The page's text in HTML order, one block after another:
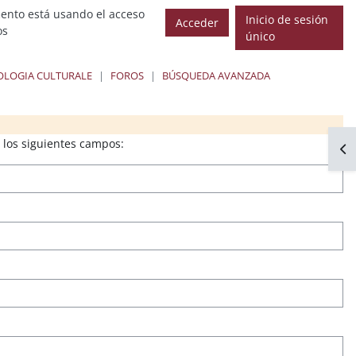
está usando el acceso
Acceder
Inicio de sesión
único
CULTURALE FOROS BÚSQUEDA AVANZADA
siguientes campos: